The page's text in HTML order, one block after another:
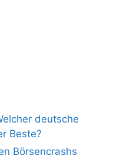
deutsche
Beste?
Börsencrashs